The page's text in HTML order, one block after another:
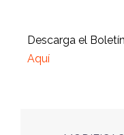
Descarga el Boletín
Aquí